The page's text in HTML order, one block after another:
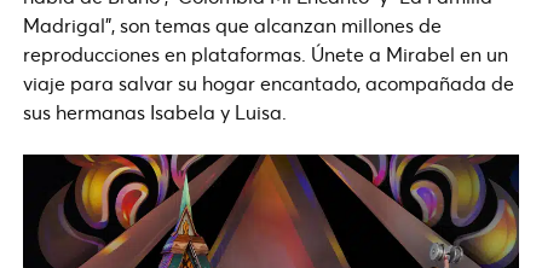
Madrigal”, son temas que alcanzan millones de
reproducciones en plataformas. Únete a Mirabel en un
viaje para salvar su hogar encantado, acompañada de
sus hermanas Isabela y Luisa.